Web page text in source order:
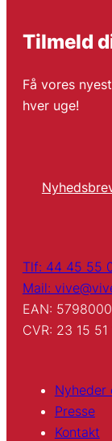
Tilmeld
Få vores
hver uge!
Tlf: 44 45 55
Mail:
EAN:
CVR: 23 15 51
Nyheder
Presse
Kontakt